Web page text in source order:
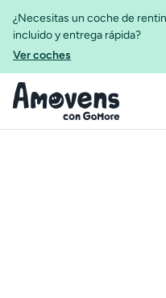
¿Necesitas un coche de
incluido y entrega rápida?
Ver coches